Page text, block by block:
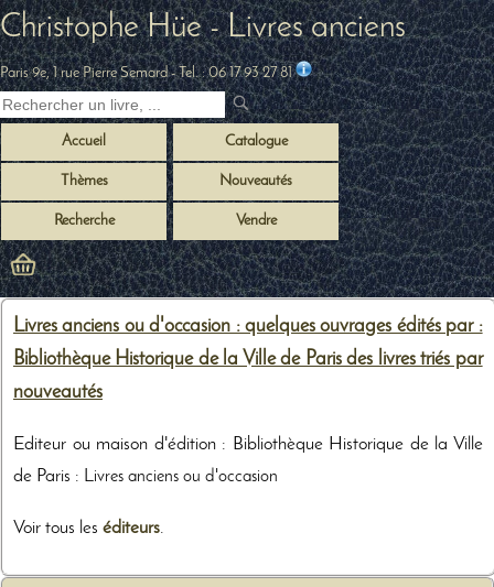
Christophe Hüe - Livres anciens
Paris 9e, 1 rue Pierre Semard- Tel. :06 17 93 27 81
Accueil Catalogue
Thèmes Nouveautés
Recherche Vendre
Livres anciens ou d'occasion : quelques ouvrages édités par :
Bibliothèque Historique de la Ville de Paris des livres triés par
nouveautés
Editeur ou maison d'édition : Bibliothèque Historique de la Ville
de Paris : Livres anciens ou d'occasion
Voir tous les éditeurs.